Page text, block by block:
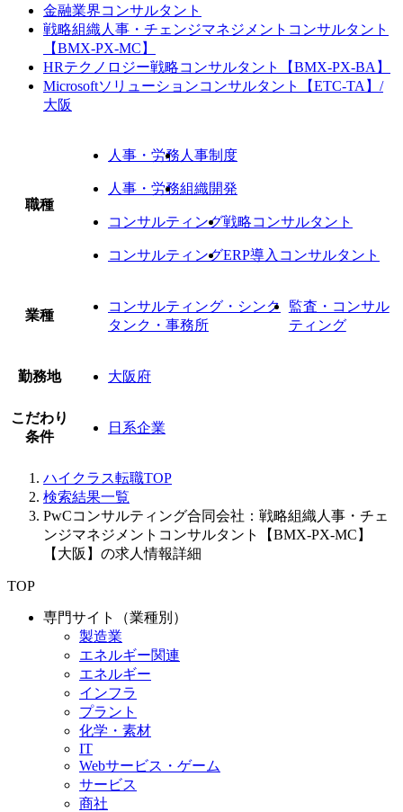
金融業界コンサルタント
戦略組織人事・チェンジマネジメントコンサルタント
【BMX-PX-MC】
HRテクノロジー戦略コンサルタント【BMX-PX-BA】
Microsoftソリューションコンサルタント【ETC-TA】/
大阪
職種
人事・労務 人事制度
人事・労務組織開発
コンサルティング戦略コンサルタント
コンサルティングERP導入コンサルタント
業種
コンサルティング・シンク
タンク・事務所
監査・コンサル
ティング
勤務地 大阪府
こだわり
条件
日系企業
ハイクラス転職TOP
検索結果一覧
PwCコンサルティング合同会社：戦略組織人事・チェ
ンジマネジメントコンサルタント【BMX-PX-MC】
【大阪】の求人情報詳細
TOP
専門サイト（業種別）
製造業
エネルギー関連
エネルギー
インフラ
プラント
化学・素材
IT
Webサービス・ゲーム
サービス
商社